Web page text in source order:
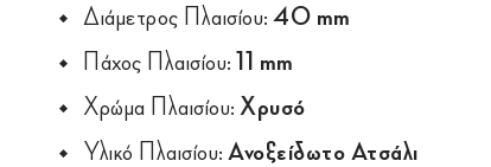
Διάμετρος Πλαισίου: 40 mm
Πάχος Πλαισίου:
11 mm
Χρώμα Πλαισίου: Χρυσό
Υλικό Πλαισίου: Ανοξείδωτο Ατσάλι